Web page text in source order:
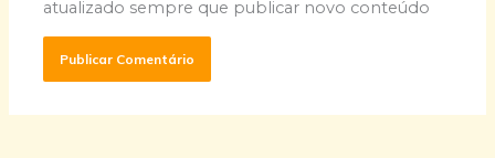
atualizado sempre que publicar novo conteúdo